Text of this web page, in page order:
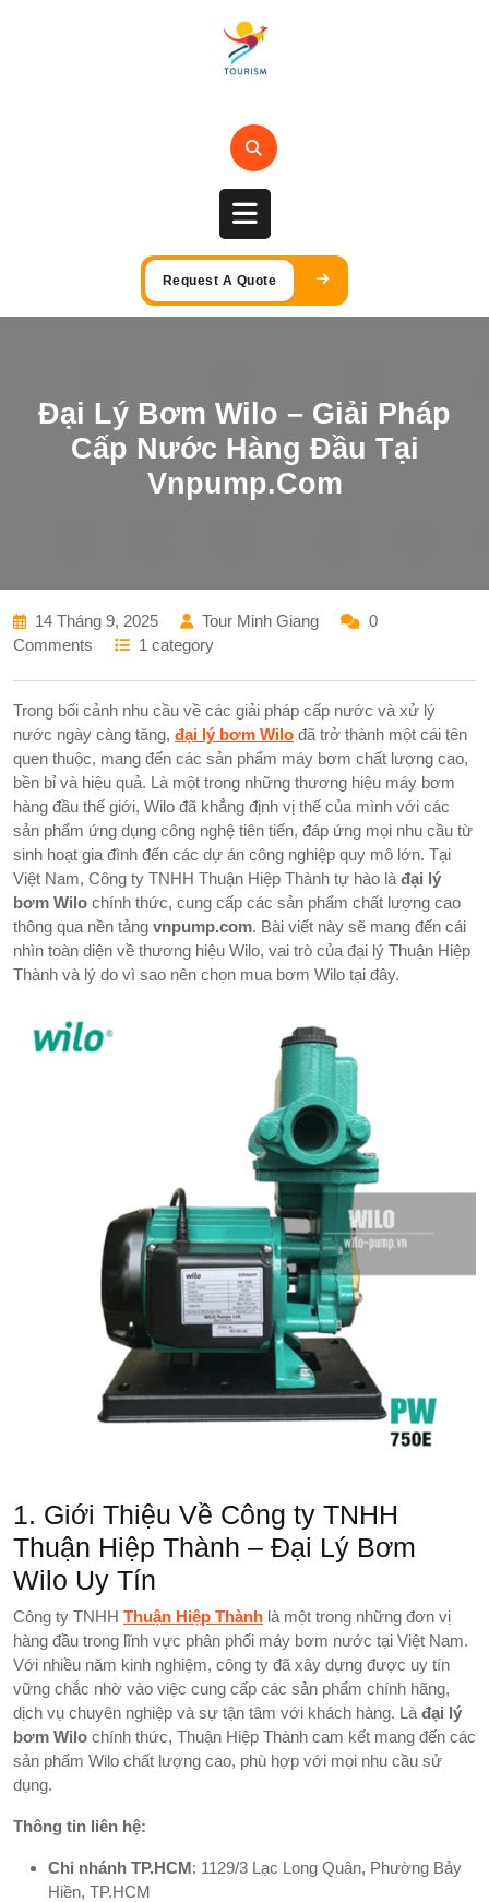
Open
Button
Request A Quote
Đại Lý Bơm Wilo – Giải Pháp
Cấp Nước Hàng Đầu Tại
Vnpump.com
14 Tháng 9, 2025 Tour Minh Giang
0
Comments
1 category
Trong bối cảnh nhu cầu về các giải pháp cấp nước và xử lý
nước ngày càng tăng, đại lý bơm Wilo đã trở thành một cái tên
quen thuộc, mang đến các sản phẩm máy bơm chất lượng cao,
bền bỉ và hiệu quả. Là một trong những thương hiệu máy bơm
hàng đầu thế giới, Wilo đã khẳng định vị thế của mình với các
sản phẩm ứng dụng công nghệ tiên tiến, đáp ứng mọi nhu cầu từ
sinh hoạt gia đình đến các dự án công nghiệp quy mô lớn. Tại
Việt Nam, Công ty TNHH Thuận Hiệp Thành tự hào là đại lý
bơm Wilo chính thức, cung cấp các sản phẩm chất lượng cao
thông qua nền tảng vnpump.com. Bài viết này sẽ mang đến cái
nhìn toàn diện về thương hiệu Wilo, vai trò của đại lý Thuận Hiệp
Thành và lý do vì sao nên chọn mua bơm Wilo tại đây.
1. Giới Thiệu Về Công ty TNHH
Thuận Hiệp Thành – Đại Lý Bơm
Wilo Uy Tín
Công ty TNHH Thuận Hiệp Thành là một trong những đơn vị
hàng đầu trong lĩnh vực phân phối máy bơm nước tại Việt Nam.
Với nhiều năm kinh nghiệm, công ty đã xây dựng được uy tín
vững chắc nhờ vào việc cung cấp các sản phẩm chính hãng,
dịch vụ chuyên nghiệp và sự tận tâm với khách hàng. Là đại lý
bơm Wilo chính thức, Thuận Hiệp Thành cam kết mang đến các
sản phẩm Wilo chất lượng cao, phù hợp với mọi nhu cầu sử
dụng.
Thông tin liên hệ:
Chi nhánh TP.HCM: 1129/3 Lạc Long Quân, Phường Bảy
Hiền, TP.HCM